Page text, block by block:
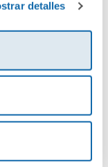
detalles